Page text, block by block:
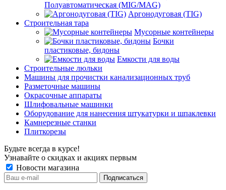
Полуавтоматическая (MIG/MAG)
Аргонодуговая (TIG)
Строительная тара
Мусорные контейнеры
Бочки
пластиковые, бидоны
Емкости для воды
Строительные люльки
Машины для прочистки канализационных труб
Разметочные машины
Окрасочные аппараты
Шлифовальные машинки
Оборудование для нанесения штукатурки и шпаклевки
Камнерезные станки
Плиткорезы
Будьте всегда в курсе!
Узнавайте о скидках и акциях первым
Новости магазина